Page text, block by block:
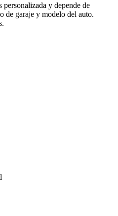
y depende de
de garaje y modelo del auto.